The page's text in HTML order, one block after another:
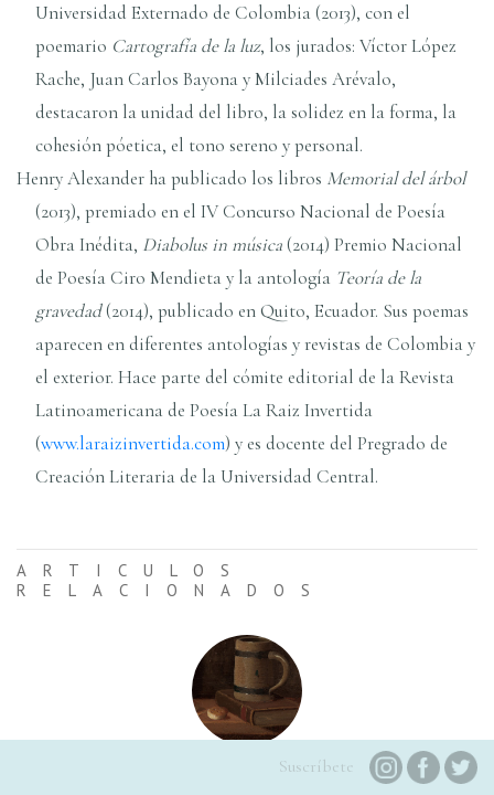
Universidad Externado de Colombia (2013), con el
poemario Cartografía de la luz, los jurados: Víctor López
Rache, Juan Carlos Bayona y Milciades Arévalo,
destacaron la unidad del libro, la solidez en la forma, la
cohesión póetica, el tono sereno y personal.
Henry Alexander ha publicado los libros Memorial del árbol
(2013), premiado en el IV Concurso Nacional de Poesía
Obra Inédita, Diabolus in música(2014) Premio Nacional
de Poesía Ciro Mendieta y la antología Teoría de la
gravedad(2014), publicado en Quito, Ecuador. Sus poemas
aparecen en diferentes antologías y revistas de Colombia y
el exterior. Hace parte del cómite editorial de la Revista
Latinoamericana de Poesía La Raiz Invertida
(www.laraizinvertida.com) y es docente del Pregrado de
Creación Literaria de la Universidad Central.
ARTICULOS
RELACIONADOS
Una entrevista a La valija de fuego
Suscríbete